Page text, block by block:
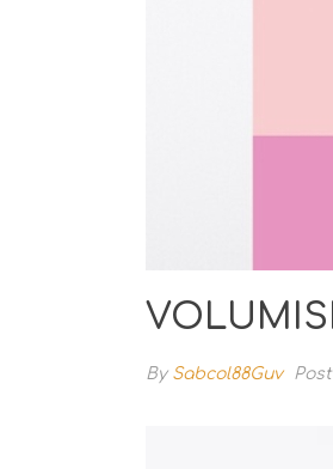
By Sabcol88Guv